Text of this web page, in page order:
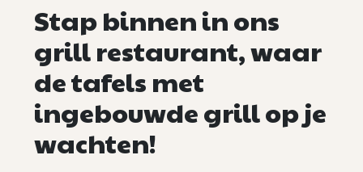
Stap binnen in ons
grill restaurant, waar
de tafels met
ingebouwde grill op je
wachten!